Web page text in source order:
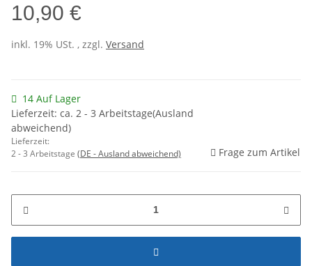
10,90 €
inkl. 19% USt. , zzgl. Versand
14 Auf Lager
Lieferzeit: ca. 2 - 3 Arbeitstage(Ausland
abweichend)
Lieferzeit:
2 - 3 Arbeitstage (DE - Ausland abweichend) Frage zum Artikel